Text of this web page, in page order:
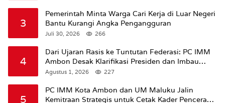
3
Pemerintah Minta Warga Cari Kerja di Luar Negeri
Bantu Kurangi Angka Pengangguran
Juli 30, 2026 266
4
Dari Ujaran Rasis ke Tuntutan Federasi: PC IMM
Ambon Desak Klarifikasi Presiden dan Imbau
Tunda Pengibaran Bendera Merah Putih Di
Agustus 1, 2026 227
5
PC IMM Kota Ambon dan UM Maluku Jalin
Kemitraan Strategis untuk Cetak Kader Pencerah